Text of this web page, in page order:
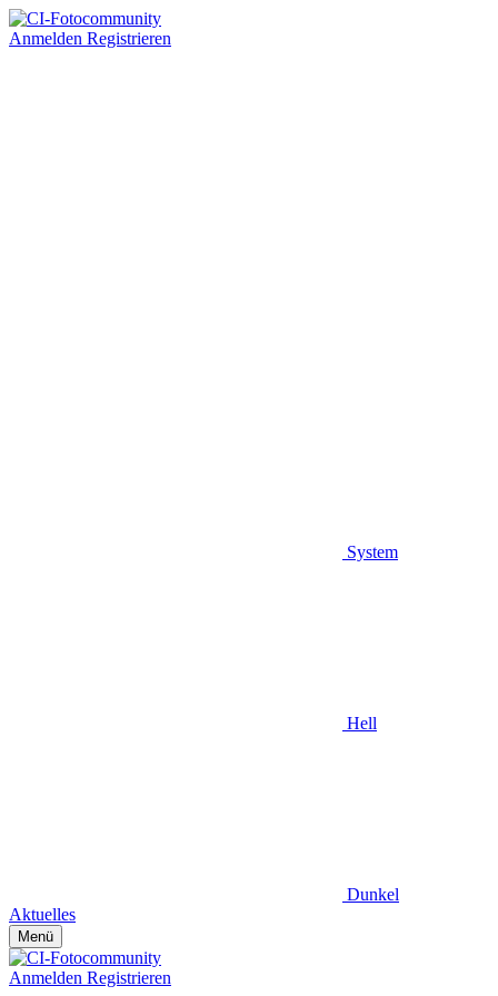
Anmelden Registrieren
System
Hell
Dunkel
Aktuelles
Menü
Anmelden Registrieren